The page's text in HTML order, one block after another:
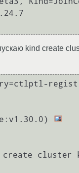
kind create
cluster